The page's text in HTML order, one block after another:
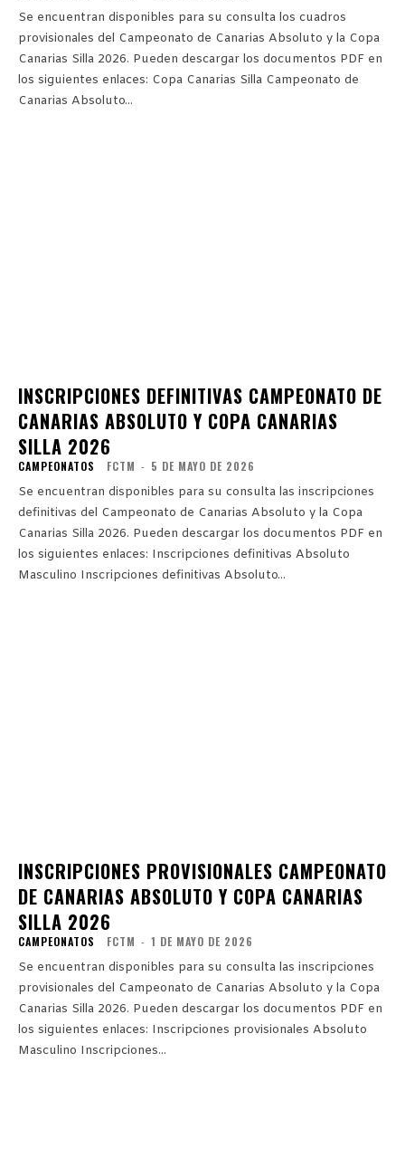
Se encuentran disponibles para su consulta los cuadros
provisionales del Campeonato de Canarias Absoluto y la Copa
Canarias Silla 2026. Pueden descargar los documentos PDF en
los siguientes enlaces: Copa Canarias Silla Campeonato de
Canarias Absoluto...
INSCRIPCIONES DEFINITIVAS CAMPEONATO DE
CANARIAS ABSOLUTO Y COPA CANARIAS
SILLA 2026
CAMPEONATOS FCTM - 5 DE MAYO DE 2026
Se encuentran disponibles para su consulta las inscripciones
definitivas del Campeonato de Canarias Absoluto y la Copa
Canarias Silla 2026. Pueden descargar los documentos PDF en
los siguientes enlaces: Inscripciones definitivas Absoluto
Masculino Inscripciones definitivas Absoluto...
INSCRIPCIONES PROVISIONALES CAMPEONATO
DE CANARIAS ABSOLUTO Y COPA CANARIAS
SILLA 2026
CAMPEONATOS FCTM - 1 DE MAYO DE 2026
Se encuentran disponibles para su consulta las inscripciones
provisionales del Campeonato de Canarias Absoluto y la Copa
Canarias Silla 2026. Pueden descargar los documentos PDF en
los siguientes enlaces: Inscripciones provisionales Absoluto
Masculino Inscripciones...